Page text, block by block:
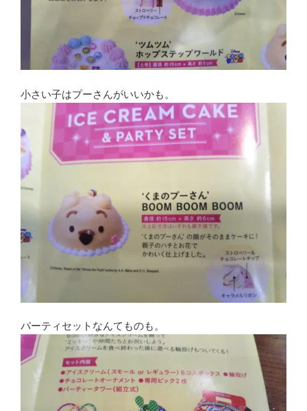
小さい子はプーさんがいいかも。
パーティセットなんてものも。